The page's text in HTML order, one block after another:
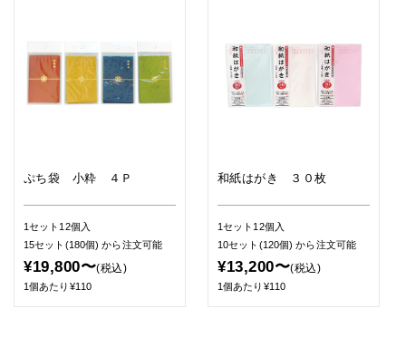
ぷち袋 小粋 ４Ｐ
1セット12個入
15セット(180個)から注文可能
¥19,800〜(税込)
1個あたり¥110
和紙はがき ３０枚
1セット12個入
10セット(120個)から注文可能
¥13,200〜(税込)
1個あたり¥110